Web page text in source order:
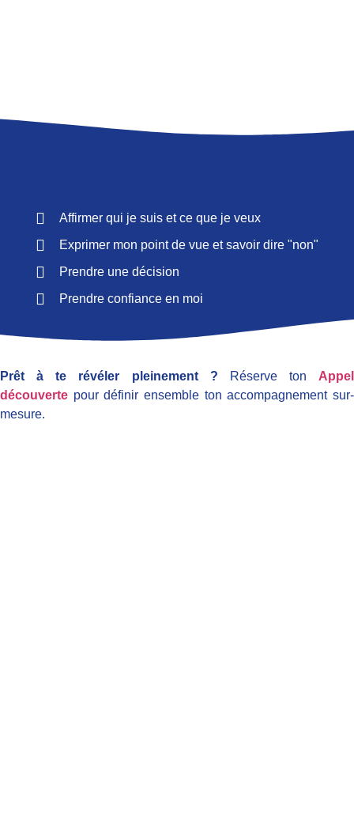
Affirmer qui je suis et ce que je veux
Exprimer mon point de vue et savoir dire "non"
Prendre une décision
Prendre confiance en moi
Prêt à te révéler pleinement ? Réserve ton Appel
découverte pour définir ensemble ton accompagnement sur-
mesure.